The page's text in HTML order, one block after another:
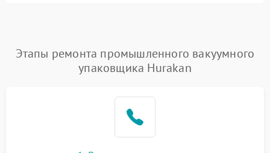
Этапы ремонта промышленного вакуумного
упаковщика Hurakan